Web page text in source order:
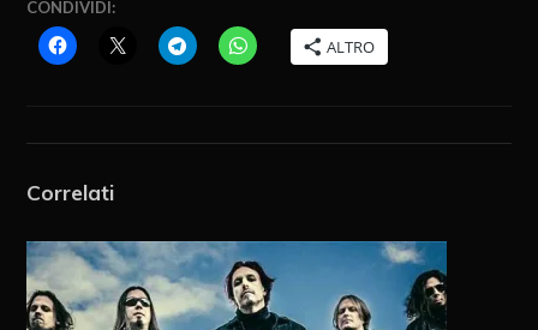
CONDIVIDI:
ALTRO
Correlati